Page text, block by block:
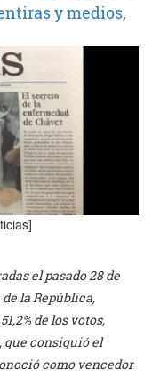
y medios,
el pasado 28 de
la República,
de los votos,
que consiguió el
como vencedor